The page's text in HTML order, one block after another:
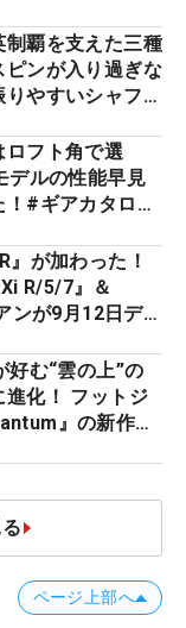
制覇を支えた三種
ンが入り過ぎな
やすいシャフ
セッティング
ロフト角で選
ルの性能早見
#ギアカタログ
』が加わった！
R/5/7』＆
ンが9月12日デ
好む“雲の上”の
進化！ フットジ
』の新作を
ページ上部へ